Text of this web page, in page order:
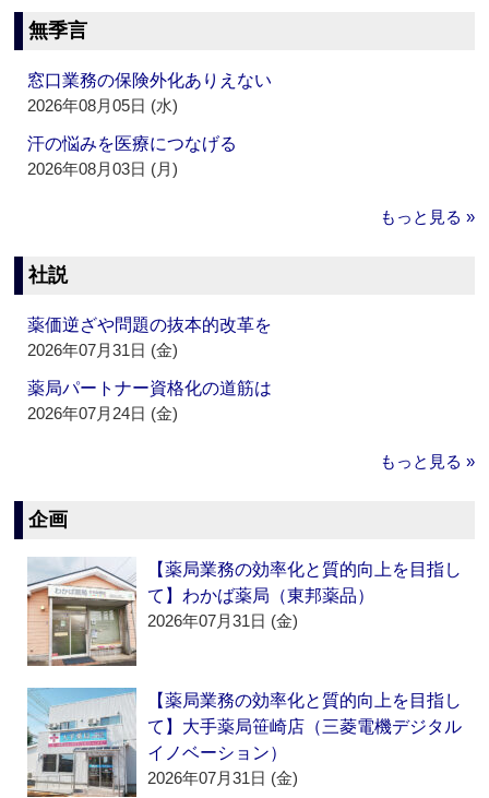
無季言
窓口業務の保険外化ありえない
2026年08月05日 (水)
汗の悩みを医療につなげる
2026年08月03日 (月)
もっと見る »
社説
薬価逆ざや問題の抜本的改革を
2026年07月31日 (金)
薬局パートナー資格化の道筋は
2026年07月24日 (金)
もっと見る »
企画
【薬局業務の効率化と質的向上を目指し
て】わかば薬局（東邦薬品）
2026年07月31日 (金)
【薬局業務の効率化と質的向上を目指し
て】大手薬局笹崎店（三菱電機デジタル
イノベーション）
2026年07月31日 (金)